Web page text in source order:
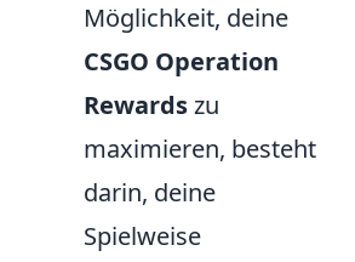
Möglichkeit, deine
CSGO Operation
Rewardszu
maximieren, besteht
darin, deine
Spielweise